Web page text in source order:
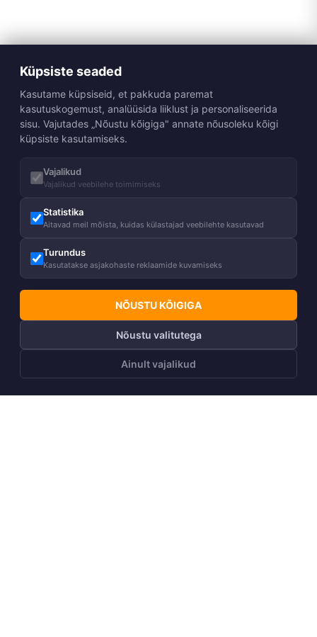
Küpsiste seaded
Kasutame küpsiseid, et pakkuda paremat
kasutuskogemust, analüüsida liiklust ja personaliseerida
sisu. Vajutades „Nõustu kõigiga" annate nõusoleku kõigi
küpsiste kasutamiseks.
Vajalikud
Vajalikud veebilehe toimimiseks
Statistika
Aitavad meil mõista, kuidas külastajad veebilehte kasutavad
Turundus
Kasutatakse asjakohaste reklaamide kuvamiseks
NÕUSTU KÕIGIGA
Nõustu valitutega
Ainult vajalikud